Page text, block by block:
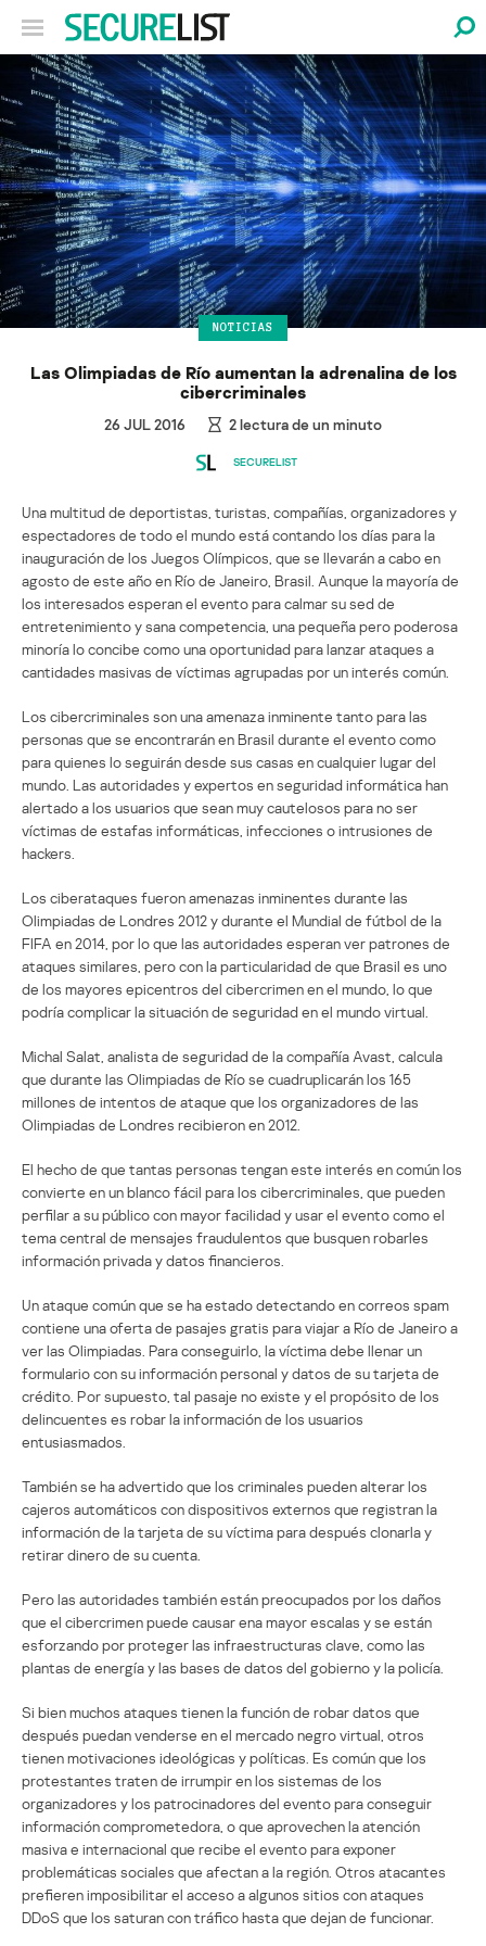
NOTICIAS
Las Olimpiadas de Río aumentan la adrenalina de los
cibercriminales
26 JUL 2016 2lectura de un minuto
SECURELIST
Una multitud de deportistas, turistas, compañías, organizadores y
espectadores de todo el mundo está contando los días para la
inauguración de los Juegos Olímpicos, que se llevarán a cabo en
agosto de este año en Río de Janeiro, Brasil. Aunque la mayoría de
los interesados esperan el evento para calmar su sed de
entretenimiento y sana competencia, una pequeña pero poderosa
minoría lo concibe como una oportunidad para lanzar ataques a
cantidades masivas de víctimas agrupadas por un interés común.
Los cibercriminales son una amenaza inminente tanto para las
personas que se encontrarán en Brasil durante el evento como
para quienes lo seguirán desde sus casas en cualquier lugar del
mundo. Las autoridades y expertos en seguridad informática han
alertado a los usuarios que sean muy cautelosos para no ser
víctimas de estafas informáticas, infecciones o intrusiones de
hackers.
Los ciberataques fueron amenazas inminentes durante las
Olimpiadas de Londres 2012 y durante el Mundial de fútbol de la
FIFA en 2014, por lo que las autoridades esperan ver patrones de
ataques similares, pero con la particularidad de que Brasil es uno
de los mayores epicentros del cibercrimen en el mundo, lo que
podría complicar la situación de seguridad en el mundo virtual.
Michal Salat, analista de seguridad de la compañía Avast, calcula
que durante las Olimpiadas de Río se cuadruplicarán los 165
millones de intentos de ataque que los organizadores de las
Olimpiadas de Londres recibieron en 2012.
El hecho de que tantas personas tengan este interés en común los
convierte en un blanco fácil para los cibercriminales, que pueden
perfilar a su público con mayor facilidad y usar el evento como el
tema central de mensajes fraudulentos que busquen robarles
información privada y datos financieros.
Un ataque común que se ha estado detectando en correos spam
contiene una oferta de pasajes gratis para viajar a Río de Janeiro a
ver las Olimpiadas. Para conseguirlo, la víctima debe llenar un
formulario con su información personal y datos de su tarjeta de
crédito. Por supuesto, tal pasaje no existe y el propósito de los
delincuentes es robar la información de los usuarios
entusiasmados.
También se ha advertido que los criminales pueden alterar los
cajeros automáticos con dispositivos externos que registran la
información de la tarjeta de su víctima para después clonarla y
retirar dinero de su cuenta.
Pero las autoridades también están preocupados por los daños
que el cibercrimen puede causar ena mayor escalas y se están
esforzando por proteger las infraestructuras clave, como las
plantas de energía y las bases de datos del gobierno y la policía.
Si bien muchos ataques tienen la función de robar datos que
después puedan venderse en el mercado negro virtual, otros
tienen motivaciones ideológicas y políticas. Es común que los
protestantes traten de irrumpir en los sistemas de los
organizadores y los patrocinadores del evento para conseguir
información comprometedora, o que aprovechen la atención
masiva e internacional que recibe el evento para exponer
problemáticas sociales que afectan a la región. Otros atacantes
prefieren imposibilitar el acceso a algunos sitios con ataques
DDoS que los saturan con tráfico hasta que dejan de funcionar.